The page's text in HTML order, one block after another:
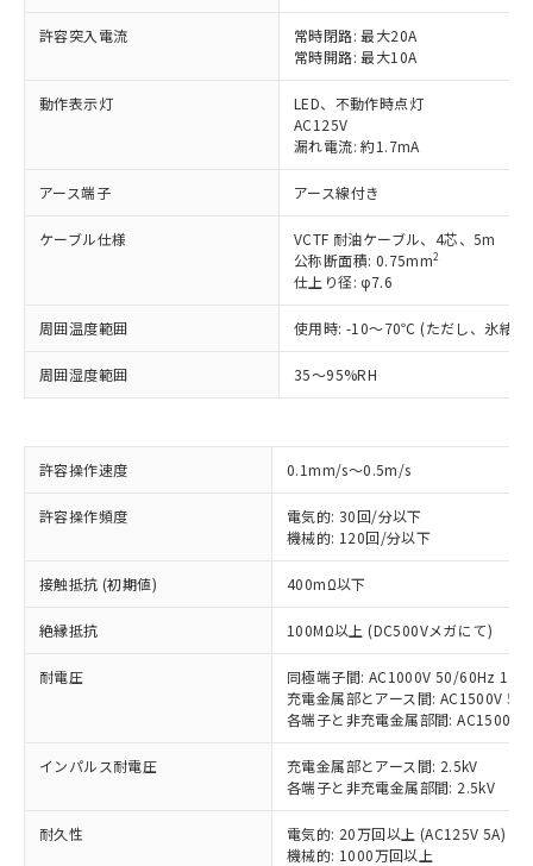
許容突入電流
常時閉路: 最大20A
常時開路: 最大10A
動作表示灯
LED、不動作時点灯
AC125V
漏れ電流: 約1.7mA
アース端子 アース線付き
ケーブル仕様
VCTF 耐油ケーブル、4芯、5m
公称断面積: 0.75mm2
仕上り径: φ7.6
周囲温度範囲 使用時: -10～70℃ (ただし、氷結し
周囲湿度範囲 35～95%RH
許容操作速度 0.1mm/s～0.5m/s
許容操作頻度
電気的: 30回/分以下
機械的: 120回/分以下
接触抵抗 (初期値) 400mΩ以下
絶縁抵抗 100MΩ以上 (DC500Vメガにて)
耐電圧
同極端子間: AC1000V 50/60Hz
充電金属部とアース間: AC1500V
各端子と非充電金属部間: AC1500V
インパルス耐電圧
充電金属部とアース間: 2.5kV
各端子と非充電金属部間: 2.5kV
耐久性
電気的: 20万回以上 (AC125V 5A)
機械的: 1000万回以上
ご利用条件
以下の条件をお読みいただき、同意のうえ
本サービスは、当社制御機器事業取扱
商品の当社在庫状況および標準価格
(税抜)を提供させていただくもので
当社制御機器事業取扱商品の中には、
本サービスの対象外となる商品もある
ことをご了承ください。
在庫状況および標準価格照会結果は、
記載している更新日時点での社内デー
※1 対応状況
非含有に対応した製品が提供可能な商品で
す。
対応予定：EU RoHS指令（10物質）の非含
有に対応した製品に切り替える予定のある
対応予定なし：EU RoHS指令（10物質）の
非含有に非対応の商品で、対応品を出す予
定はありません。
調査・確認中：EU RoHS指令（10物質）の
非含有の対応状況を調査中または確認中の
非該当品：ライセンス料など無形物で、有
害物質有無と関係のない商品です。
仕入先様の事情により、非含有部品として
いたものが、含有品と判明した場合などや
むを得ず変更することがあります。
「○」：最大均質材料含有率が中国RoHSの
基準値以下であることを示します。
「×」：最大均質材料含有率が中国RoHSの
基準値を超えていることを示します。
「－」：未確認です。当社販売部門へお問
当社は、これら貴社製品のうち、外国
為替および外国貿易法に定める商品
（以下｢規制貨物等」という）を輸出